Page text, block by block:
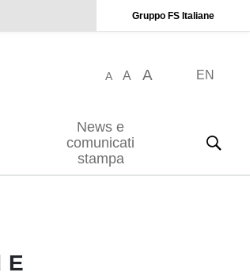
Gruppo FS Italiane
A A A EN
News e
comunicati
stampa
E